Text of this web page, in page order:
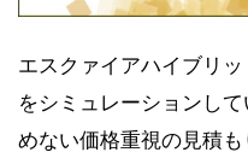
エスクァイアハイブリ
をシミュレーションし
めない価格重視の見積